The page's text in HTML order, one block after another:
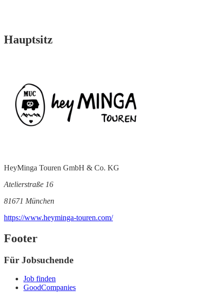
Hauptsitz
HeyMinga Touren GmbH & Co. KG
Atelierstraße 16
81671 München
https://www.heyminga-touren.com/
Footer
Für Jobsuchende
Job finden
GoodCompanies